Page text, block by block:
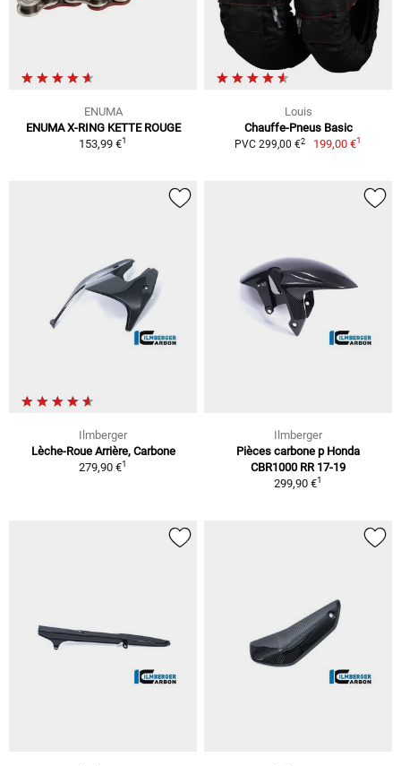
ENUMA
ENUMA X-RING KETTE ROUGE
153,99 €1
Louis
Chauffe-Pneus Basic
PVC 299,00 €2 199,00 €1
Ilmberger
Lèche-Roue Arrière, Carbone
279,90 €1
Ilmberger
Pièces carbone p Honda
CBR1000 RR 17-19
299,90 €1